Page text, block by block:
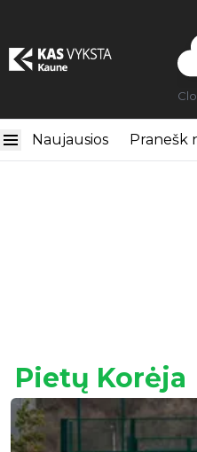
Naujausios Pranešk
Pietų Korėja